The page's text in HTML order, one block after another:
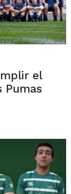
el
Pumas